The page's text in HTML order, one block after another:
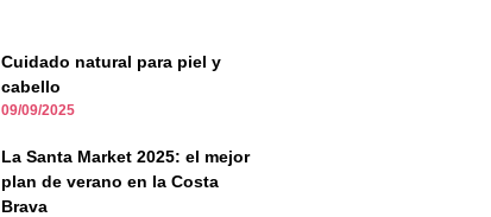
Cuidado natural para piel y
cabello
09/09/2025
La Santa Market 2025: el mejor
plan de verano en la Costa
Brava